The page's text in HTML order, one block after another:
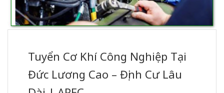
Tuyển Cơ Khí Công Nghiệp Tại
Đức Lương Cao – Định Cư Lâu